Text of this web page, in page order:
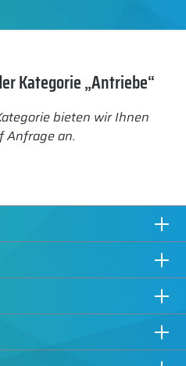
Kategorie „Antriebe“
bieten wir Ihnen
Anfrage an.